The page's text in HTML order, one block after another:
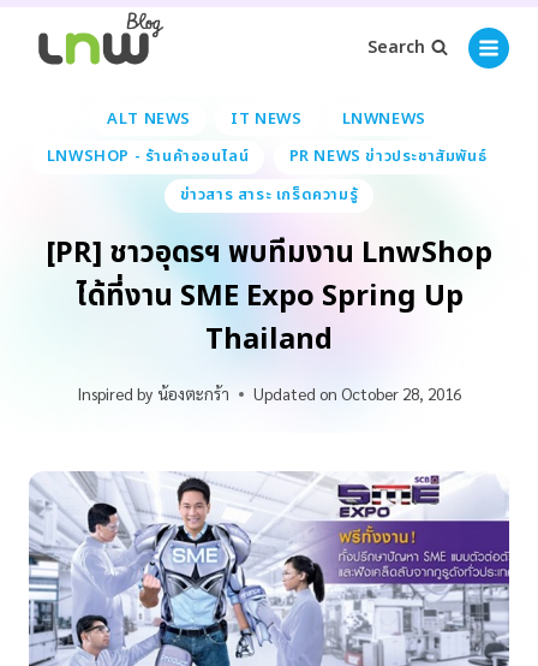
Search
ALT NEWS IT NEWS
LNWNEWS
LNWSHOP - ร้านค้าออนไลน์
PR NEWS ข่าวประชาสัมพันธ์
ข่าวสาร สาระ เกร็ดความรู้
[PR] ชาวอุดรฯ พบทีมงาน LnwShop
ได้ที่งาน SME Expo Spring Up
Thailand
Inspired by น้องตะกร้า Updated on October 28, 2016